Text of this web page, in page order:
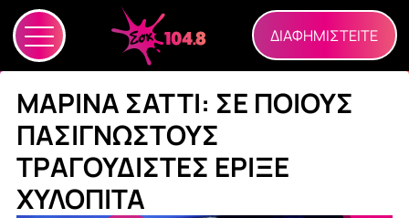
ΔΙΑΦΗΜΙΣΤΕΙΤΕ
ΜΑΡΙΝΑ ΣΑΤΤΙ: ΣΕ ΠΟΙΟΥΣ
ΠΑΣΙΓΝΩΣΤΟΥΣ
ΤΡΑΓΟΥΔΙΣΤΕΣ ΕΡΙΞΕ
ΧΥΛΟΠΙΤΑ